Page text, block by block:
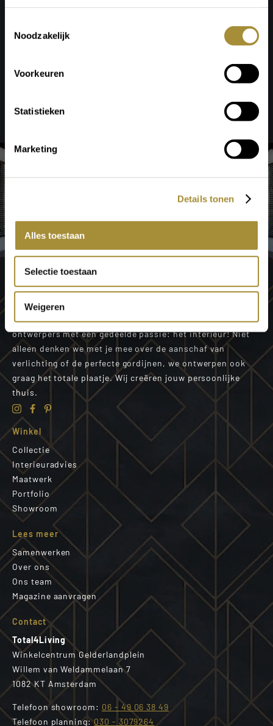
Noodzakelijk
Voorkeuren
Statistieken
Marketing
Details tonen
Alles toestaan
Selectie toestaan
Weigeren
Afmetingen: 40 cm x 40 cm x 40 cm (lxbxh)
Opmerkingen: kleine beschadigingen aan de bovenkant.
geeft een mooi licht en de mogelijkheid om te spelen met
Koop nu voor €265,-
Kom naar onze showroom
Wij zijn een goed op elkaar ingespeeld team van
ontwerpers met een gedeelde passie: het interieur! Niet
alleen denken we met je mee over de aanschaf van
verlichting of de perfecte gordijnen, we ontwerpen ook
graag het totale plaatje. Wij creëren jouw persoonlijke
thuis.
Winkel
Collectie
Interieuradvies
Maatwerk
Portfolio
Showroom
Lees meer
Samenwerken
Over ons
Ons team
Magazine aanvragen
Contact
Total4Living
Winkelcentrum Gelderlandplein
Willem van Weldammelaan 7
1082 KT Amsterdam
Telefoon showroom: 06 - 49 06 38 49
Telefoon planning:030 - 3079264